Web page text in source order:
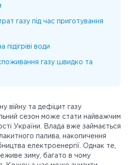
газу під час приготування
підігріві води
газу швидко та
війну та дефіцит газу
сезон може стати найважчим
України. Влада вже займається
палива, накопичення
електроенергії. Однак те,
зиму, багато в чому